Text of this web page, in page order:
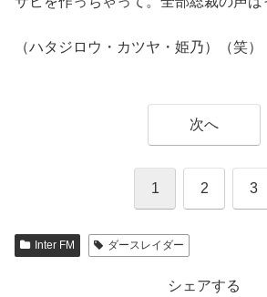
（ハタジロウ・カツヤ・姫乃）（笑）
次へ
1 2 3
Inter FM ダースレイダー
シェアする